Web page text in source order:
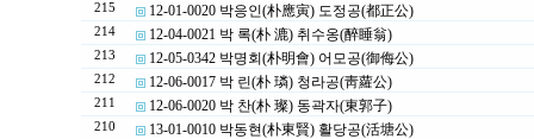
215 12-01-0020 박응인(朴應寅) 도정공(都正公)
214 12-04-0021 박 록(朴 漉) 취수옹(醉睡翁)
213 12-05-0342 박명회(朴明會) 어모공(御侮公)
212 12-06-0017 박 린(朴 璘) 청라공(靑蘿公)
211 12-06-0020 박 찬(朴 璨) 동곽자(東郭子)
210 13-01-0010 박동현(朴東賢) 활당공(活塘公)